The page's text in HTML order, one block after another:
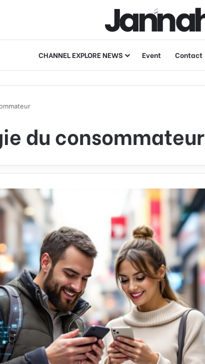
CHANNEL EXPLORE NEWS Event Contact
du consommateur